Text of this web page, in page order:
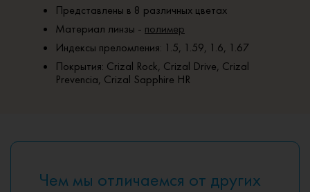
Представлены в 8 различных цветах
Материал линзы - полимер
Индексы преломления: 1.5, 1.59, 1.6, 1.67
Покрытия: Crizal Rock, Crizal Drive, Crizal
Prevenсia, Crizal Sapphire HR
Чем мы отличаемся от других